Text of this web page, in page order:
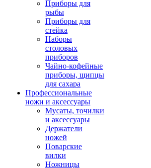
Приборы для
рыбы
Приборы для
стейка
Наборы
столовых
приборов
Чайно-кофейные
приборы, щипцы
для сахара
Профессиональные
ножи и аксессуары
Мусаты, точилки
и аксессуары
Держатели
ножей
Поварские
вилки
Ножницы